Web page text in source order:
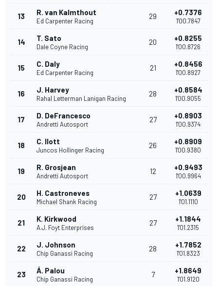
13 R. van Kalmthout
Ed Carpenter Racing
29 +0.7376
1'00.7847
14 T. Sato
Dale Coyne Racing
20 +0.8255
1'00.8726
15 C. Daly
Ed Carpenter Racing
21 +0.8456
1'00.8927
16 J. Harvey
Rahal Letterman Lanigan Racing
28 +0.8584
1'00.9055
17 D. DeFrancesco
Andretti Autosport
27 +0.8903
1'00.9374
18 C. Ilott
Juncos Hollinger Racing
26 +0.8909
1'00.9380
19 R. Grosjean
Andretti Autosport
12 +0.9493
1'00.9964
20 H. Castroneves
Michael Shank Racing
27 +1.0639
1'01.1110
21 K. Kirkwood
A.J. Foyt Enterprises
27 +1.1844
1'01.2315
22 J. Johnson
Chip Ganassi Racing
28 +1.7852
1'01.8323
23 Á. Palou
Chip Ganassi Racing
7 +1.8649
1'01.9120